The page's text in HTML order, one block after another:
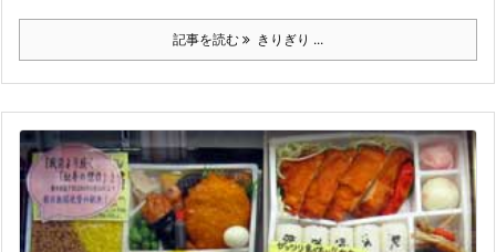
記事を読む きりぎり ...